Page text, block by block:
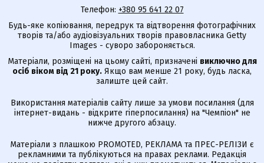
Телефон: +380 95 641 22 07
Будь-яке копіювання, передрук та відтворення фотографічних
творів та/або аудіовізуальних творів правовласника Getty
Images - суворо забороняється.
Матеріали, розміщені на цьому сайті, призначені виключно для
осіб віком від 21 року. Якщо вам менше 21 року, будь ласка,
залиште цей сайт.
Використання матеріалів сайту лише за умови посилання (для
інтернет-видань - відкрите гіперпосилання) на "Чемпіон" не
нижче другого абзацу.
Матеріали з плашкою PROMOTED, РЕКЛАМА та ПРЕС-РЕЛІЗИ є
рекламними та публікуються на правах реклами. Редакція